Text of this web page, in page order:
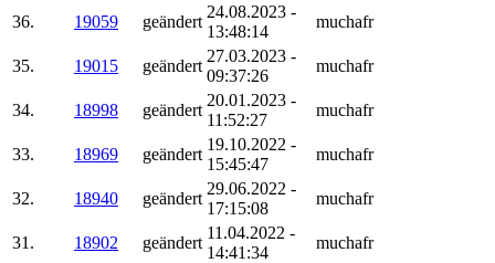
36. 19059 geändert
24.08.2023 -
13:48:14
muchafr
35. 19015 geändert
27.03.2023 -
09:37:26
muchafr
34. 18998 geändert
20.01.2023 -
11:52:27
muchafr
33. 18969 geändert
19.10.2022 -
15:45:47
muchafr
32. 18940 geändert
29.06.2022 -
17:15:08
muchafr
31. 18902 geändert
11.04.2022 -
14:41:34
muchafr